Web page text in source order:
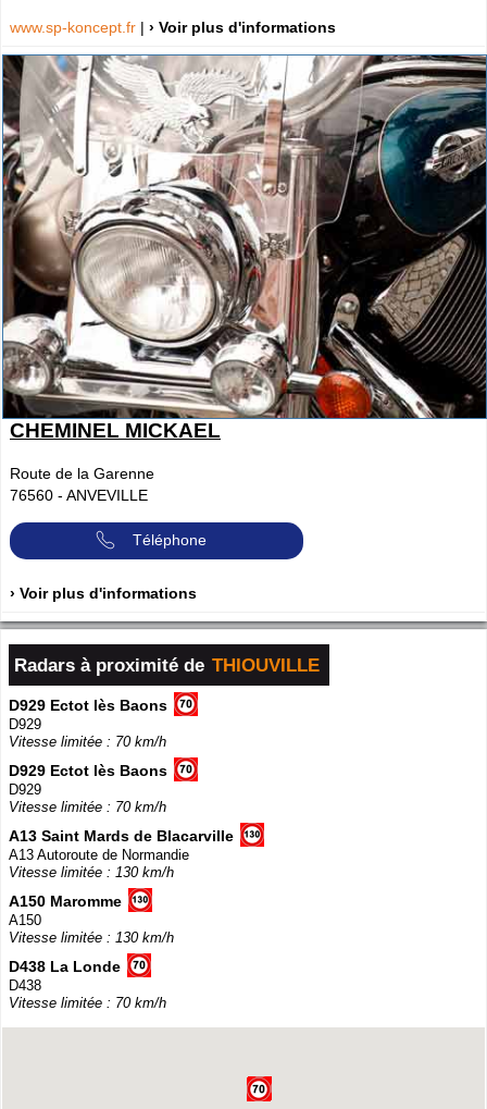
www.sp-koncept.fr | › Voir plus d'informations
CHEMINEL MICKAEL
Route de la Garenne
76560 - ANVEVILLE
Téléphone
› Voir plus d'informations
Radars à proximité de THIOUVILLE
D929 Ectot lès Baons
D929
Vitesse limitée : 70 km/h
D929 Ectot lès Baons
D929
Vitesse limitée : 70 km/h
A13 Saint Mards de Blacarville
A13 Autoroute de Normandie
Vitesse limitée : 130 km/h
A150 Maromme
A150
Vitesse limitée : 130 km/h
D438 La Londe
D438
Vitesse limitée : 70 km/h